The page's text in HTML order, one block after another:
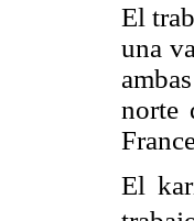
El
una
norte
El